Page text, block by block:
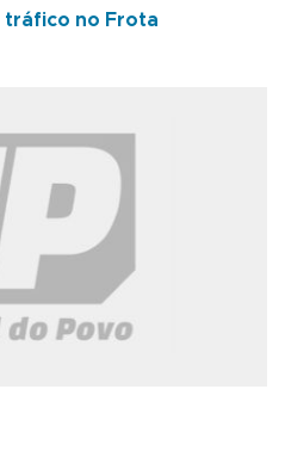
tráfico no Frota